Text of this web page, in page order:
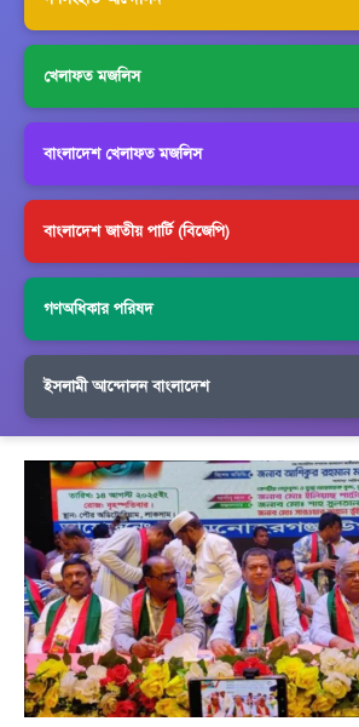
খেলাফত মজলিস
বাংলাদেশ খেলাফত মজলিস
বাংলাদেশ জাতীয় পার্টি (বিজেপি)
গণঅধিকার পরিষদ
ইসলামী আন্দোলন বাংলাদেশ